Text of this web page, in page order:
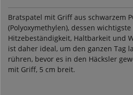
Bratspatel mit Griff aus schwarzem
(Polyoxymethylen), dessen
Hitzebeständigkeit, Haltbarkeit und
ist daher ideal, um den ganzen Tag
rühren, bevor es in den Häcksler
mit Griff, 5 cm breit.